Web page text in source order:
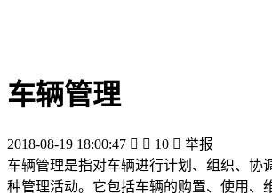
车辆管理
2018-08-19 18:00:47   10  举报
车辆管理是指对车辆进行计划、组织、协
种管理活动。它包括车辆的购置、使用、